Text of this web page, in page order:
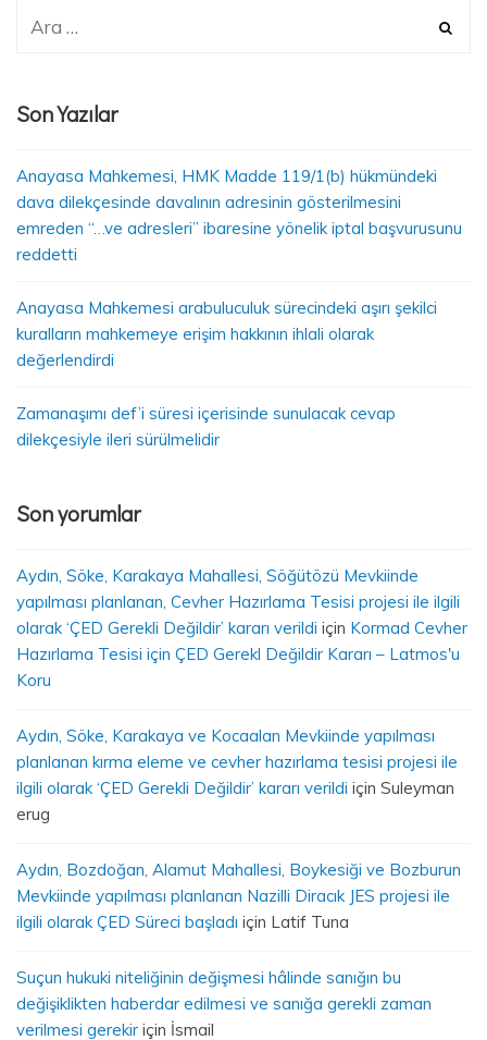
Son Yazılar
Anayasa Mahkemesi, HMK Madde 119/1(b) hükmündeki
dava dilekçesinde davalının adresinin gösterilmesini
emreden “…ve adresleri” ibaresine yönelik iptal başvurusunu
reddetti
Anayasa Mahkemesi arabuluculuk sürecindeki aşırı şekilci
kuralların mahkemeye erişim hakkının ihlali olarak
değerlendirdi
Zamanaşımı def’i süresi içerisinde sunulacak cevap
dilekçesiyle ileri sürülmelidir
Son yorumlar
Aydın, Söke, Karakaya Mahallesi, Söğütözü Mevkiinde
yapılması planlanan, Cevher Hazırlama Tesisi projesi ile ilgili
olarak ‘ÇED Gerekli Değildir’ kararı verildi için Kormad Cevher
Hazırlama Tesisi için ÇED Gerekl Değildir Kararı – Latmos'u
Koru
Aydın, Söke, Karakaya ve Kocaalan Mevkiinde yapılması
planlanan kırma eleme ve cevher hazırlama tesisi projesi ile
ilgili olarak ‘ÇED Gerekli Değildir’ kararı verildi için Suleyman
erug
Aydın, Bozdoğan, Alamut Mahallesi, Boykesiği ve Bozburun
Mevkiinde yapılması planlanan Nazilli Diracık JES projesi ile
ilgili olarak ÇED Süreci başladı için Latif Tuna
Suçun hukuki niteliğinin değişmesi hâlinde sanığın bu
değişiklikten haberdar edilmesi ve sanığa gerekli zaman
verilmesi gerekir için İsmail